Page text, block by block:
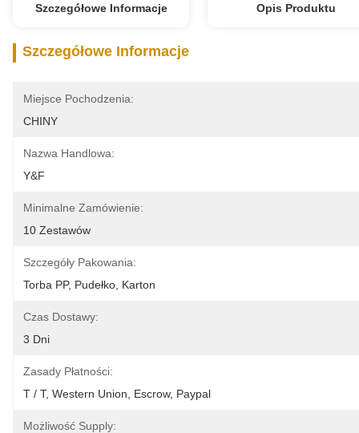
Szczegółowe Informacje Opis Produktu
Szczegółowe Informacje
Miejsce Pochodzenia:
CHINY
Nazwa Handlowa:
Y&F
Minimalne Zamówienie:
10 Zestawów
Szczegóły Pakowania:
Torba PP, Pudełko, Karton
Czas Dostawy:
3 Dni
Zasady Płatności:
T / T, Western Union, Escrow, Paypal
Możliwość Supply: